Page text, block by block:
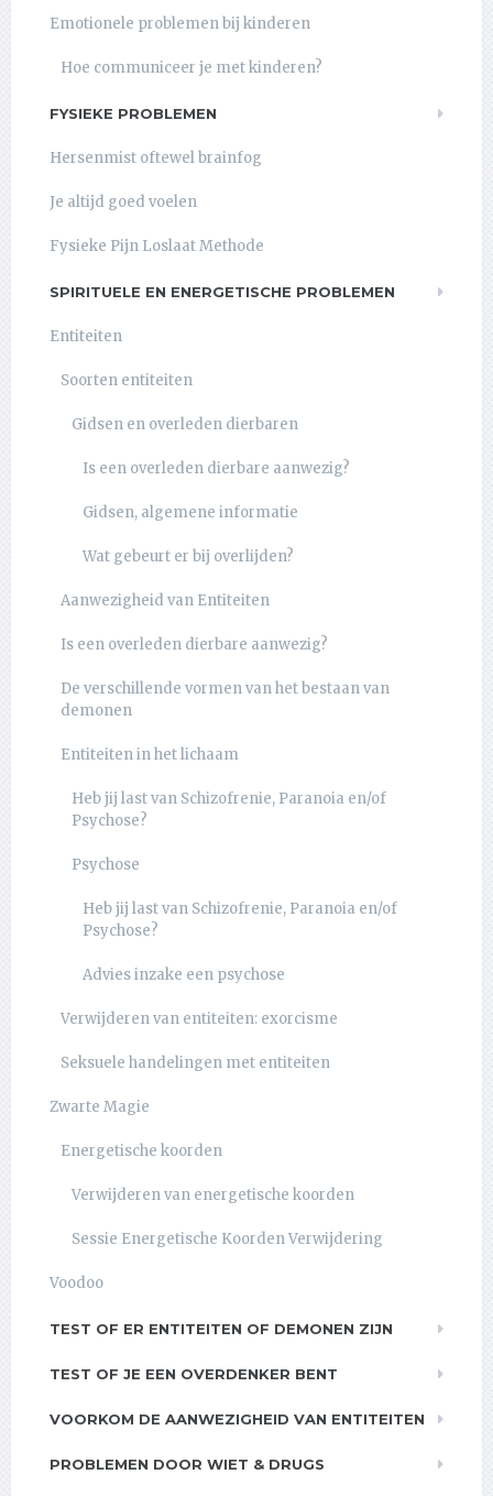
Emotionele problemen bij kinderen
Hoe communiceer je met kinderen?
FYSIEKE PROBLEMEN
Hersenmist oftewel brainfog
Je altijd goed voelen
Fysieke Pijn Loslaat Methode
SPIRITUELE EN ENERGETISCHE PROBLEMEN
Entiteiten
Soorten entiteiten
Gidsen en overleden dierbaren
Is een overleden dierbare aanwezig?
Gidsen, algemene informatie
Wat gebeurt er bij overlijden?
Aanwezigheid van Entiteiten
Is een overleden dierbare aanwezig?
De verschillende vormen van het bestaan van
demonen
Entiteiten in het lichaam
Heb jij last van Schizofrenie, Paranoia en/of
Psychose?
Psychose
Heb jij last van Schizofrenie, Paranoia en/of
Psychose?
Advies inzake een psychose
Verwijderen van entiteiten: exorcisme
Seksuele handelingen met entiteiten
Zwarte Magie
Energetische koorden
Verwijderen van energetische koorden
Sessie Energetische Koorden Verwijdering
Voodoo
TEST OF ER ENTITEITEN OF DEMONEN ZIJN
TEST OF JE EEN OVERDENKER BENT
VOORKOM DE AANWEZIGHEID VAN ENTITEITEN
PROBLEMEN DOOR WIET & DRUGS